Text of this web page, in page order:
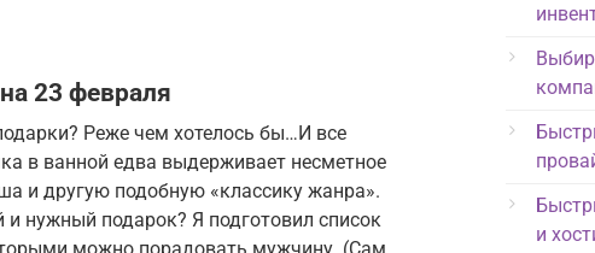
23 февраля
Реже чем хотелось бы…И все
в ванной едва выдерживает несметное
и другую подобную «классику жанра».
и нужный подарок? Я подготовил список
можно порадовать мужчину. (Сам
и